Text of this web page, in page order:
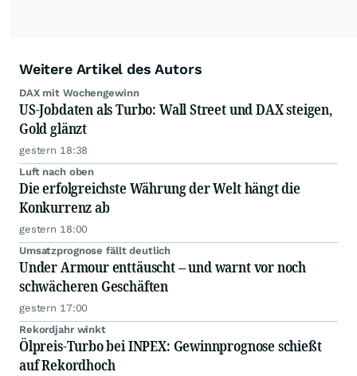
Weitere Artikel des Autors
DAX mit Wochengewinn
US-Jobdaten als Turbo: Wall Street und DAX steigen,
Gold glänzt
gestern 18:38
Luft nach oben
Die erfolgreichste Währung der Welt hängt die
Konkurrenz ab
gestern 18:00
Umsatzprognose fällt deutlich
Under Armour enttäuscht – und warnt vor noch
schwächeren Geschäften
gestern 17:00
Rekordjahr winkt
Ölpreis-Turbo bei INPEX: Gewinnprognose schießt
auf Rekordhoch